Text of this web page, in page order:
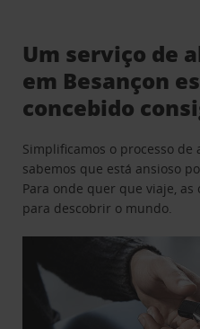
Um serviço de
em Besançon
concebido
Simplificamos o processo de
sabemos que está ansioso
Para onde quer que viaje, as
para descobrir o mundo.